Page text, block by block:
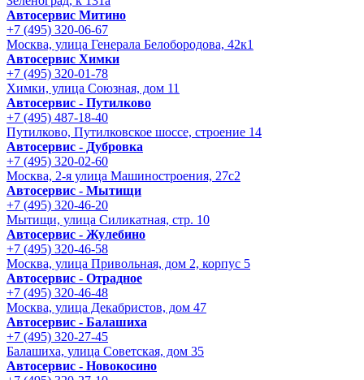
Автосервис Митино
+7 (495) 320-06-67
Москва, улица Генерала Белобородова, 42к1
Автосервис Химки
+7 (495) 320-01-78
Химки, улица Союзная, дом 11
Автосервис - Путилково
+7 (495) 487-18-40
Путилково, Путилковское шоссе, строение 14
Автосервис - Дубровка
+7 (495) 320-02-60
Москва, 2-я улица Машиностроения, 27с2
Автосервис - Мытищи
+7 (495) 320-46-20
Мытищи, улица Силикатная, стр. 10
Автосервис - Жулебино
+7 (495) 320-46-58
Москва, улица Привольная, дом 2, корпус 5
Автосервис - Отрадное
+7 (495) 320-46-48
Москва, улица Декабристов, дом 47
Автосервис - Балашиха
+7 (495) 320-27-45
Балашиха, улица Советская, дом 35
Автосервис - Новокосино